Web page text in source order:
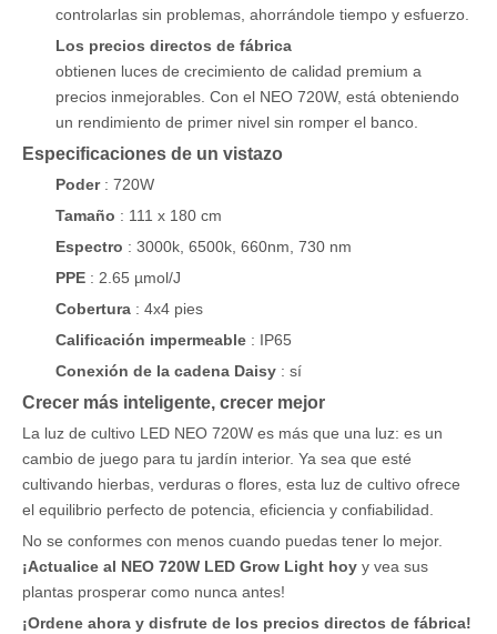
controlarlas sin problemas, ahorrándole tiempo y esfuerzo.
Los precios directos de fábrica
obtienen luces de crecimiento de calidad premium a
precios inmejorables. Con el NEO 720W, está obteniendo
un rendimiento de primer nivel sin romper el banco.
Especificaciones de un vistazo
Poder : 720W
Tamaño : 111 x 180 cm
Espectro : 3000k, 6500k, 660nm, 730 nm
PPE : 2.65 µmol/J
Cobertura : 4x4 pies
Calificación impermeable : IP65
Conexión de la cadena Daisy : sí
Crecer más inteligente, crecer mejor
La luz de cultivo LED NEO 720W es más que una luz: es un
cambio de juego para tu jardín interior. Ya sea que esté
cultivando hierbas, verduras o flores, esta luz de cultivo ofrece
el equilibrio perfecto de potencia, eficiencia y confiabilidad.
No se conformes con menos cuando puedas tener lo mejor.
¡Actualice al NEO 720W LED Grow Light hoy y vea sus
plantas prosperar como nunca antes!
¡Ordene ahora y disfrute de los precios directos de fábrica!